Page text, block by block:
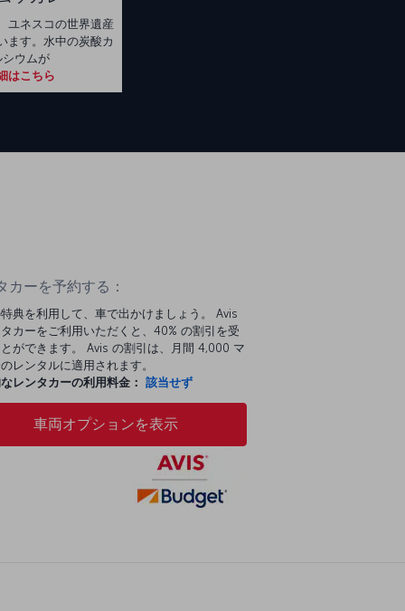
ユネスコの世界遺産
ます。水中の炭酸カ
シウムが
はこちら
カーを予約する：
典を利用して、車で出かけましょう。 Avis
カーをご利用いただくと、40% の割引を受
ができます。 Avis の割引は、月間 4,000 マ
レンタルに適用されます。
レンタカーの利用料金： 該当せず
車両オプションを表示